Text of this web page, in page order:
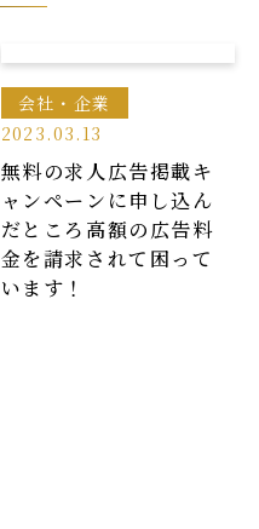
会社・企業
2023.03.13
無料の求人広告掲載キ
ャンペーンに申し込ん
だところ高額の広告料
金を請求されて困って
います！